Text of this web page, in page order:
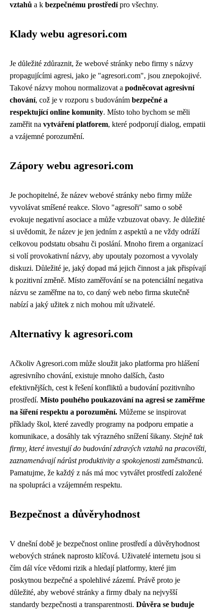
vztahů a k bezpečnému prostředípro všechny.
Klady webu agresori.com
Je důležité zdůraznit, že webové stránky nebo firmy s názvy
propagujícími agresi, jako je "agresori.com", jsou znepokojivé.
Takové názvy mohou normalizovat a podněcovat agresivní
chování, což je v rozporu s budováním bezpečné a
respektující online komunity. Místo toho bychom se měli
zaměřit na vytváření platforem, které podporují dialog, empatii
a vzájemné porozumění.
Zápory webu agresori.com
Je pochopitelné, že název webové stránky nebo firmy může
vyvolávat smíšené reakce. Slovo "agresoři" samo o sobě
evokuje negativní asociace a může vzbuzovat obavy. Je důležité
si uvědomit, že název je jen jedním z aspektů a ne vždy odráží
celkovou podstatu obsahu či poslání. Mnoho firem a organizací
si volí provokativní názvy, aby upoutaly pozornost a vyvolaly
diskuzi. Důležité je, jaký dopad má jejich činnost a jak přispívají
k pozitivní změně. Místo zaměřování se na potenciální negativa
názvu se zaměřme na to, co daný web nebo firma skutečně
nabízí a jaký užitek z nich mohou mít uživatelé.
Alternativy k agresori.com
Ačkoliv Agresori.com může sloužit jako platforma pro hlášení
agresivního chování, existuje mnoho dalších, často
efektivnějších, cest k řešení konfliktů a budování pozitivního
prostředí. Místo pouhého poukazování na agresi se zaměřme
na šíření respektu a porozumění. Můžeme se inspirovat
příklady škol, které zavedly programy na podporu empatie a
komunikace, a dosáhly tak výrazného snížení šikany. Stejně tak
firmy, které investují do budování zdravých vztahů na pracovišti,
zaznamenávají nárůst produktivity a spokojenosti zaměstnanců.
Pamatujme, že každý z nás má moc vytvářet prostředí založené
na spolupráci a vzájemném respektu.
Bezpečnost a důvěryhodnost
V dnešní době je bezpečnost online prostředí a důvěryhodnost
webových stránek naprosto klíčová. Uživatelé internetu jsou si
čím dál více vědomi rizik a hledají platformy, které jim
poskytnou bezpečné a spolehlivé zázemí. Právě proto je
důležité, aby webové stránky a firmy dbaly na nejvyšší
standardy bezpečnosti a transparentnosti. Důvěra se buduje